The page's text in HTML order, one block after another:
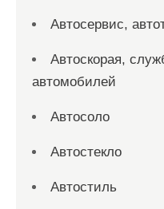
Автосервис,
Автоскорая,
автомобилей
Автосоло
Автостекло
Автостиль